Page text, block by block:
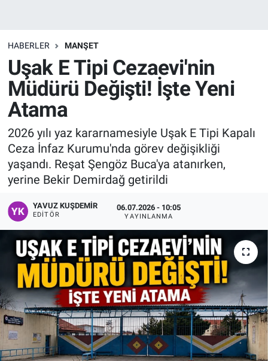
HABERLER MANŞET
Uşak E Tipi Cezaevi'nin
Müdürü Değişti! İşte Yeni
Atama
2026 yılı yaz kararnamesiyle Uşak E Tipi Kapalı
Ceza İnfaz Kurumu'nda görev değişikliği
yaşandı. Reşat Şengöz Buca'ya atanırken,
yerine Bekir Demirdağ getirildi
YAVUZ KUŞDEMIR
EDITÖR
06.07.2026 - 10:05
YAYINLANMA
Köşe Yazarları
Kültür Sanat
Manşet
Resmi İlanlar
Sağlık
Son Dakika
Spor
Uşak Haberleri